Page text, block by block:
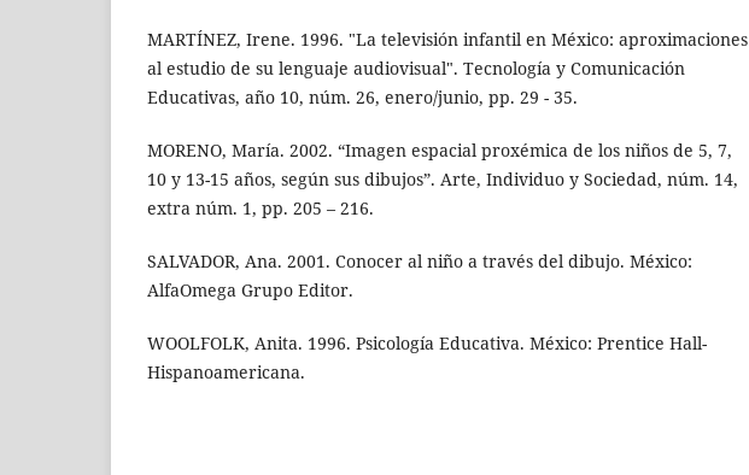
MARTÍNEZ, Irene. 1996. "La televisión infantil en México: aproximaciones
al estudio de su lenguaje audiovisual". Tecnología y Comunicación
Educativas, año 10, núm. 26, enero/junio, pp. 29 - 35.
MORENO, María. 2002. “Imagen espacial proxémica de los niños de 5, 7,
10 y 13-15 años, según sus dibujos”. Arte, Individuo y Sociedad, núm. 14,
extra núm. 1, pp. 205 – 216.
SALVADOR, Ana. 2001. Conocer al niño a través del dibujo. México:
AlfaOmega Grupo Editor.
WOOLFOLK, Anita. 1996. Psicología Educativa. México: Prentice Hall-
Hispanoamericana.